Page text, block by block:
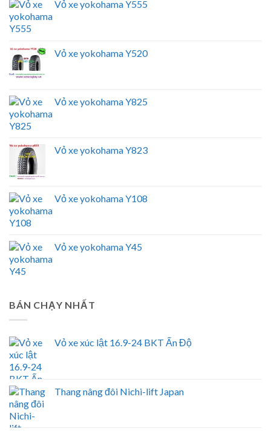
Vỏ xe yokohama Y555
Vỏ xe yokohama Y520
Vỏ xe yokohama Y825
Vỏ xe yokohama Y823
Vỏ xe yokohama Y108
Vỏ xe yokohama Y45
BÁN CHẠY NHẤT
Vỏ xe xúc lật 16.9-24 BKT Ấn Độ
Thang nâng đôi Nichi-lift Japan